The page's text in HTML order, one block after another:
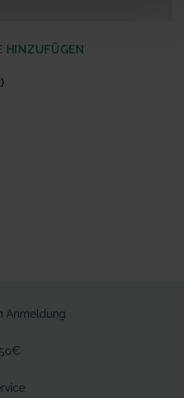
HINZUFÜGEN
Anmeldung